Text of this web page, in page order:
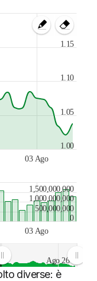
03 Ago
1.00
1.05
1.10
1.15
03 Ago
0
500,000,000
1,000,000,000
1,500,000,000
Ago 26
diverse: è